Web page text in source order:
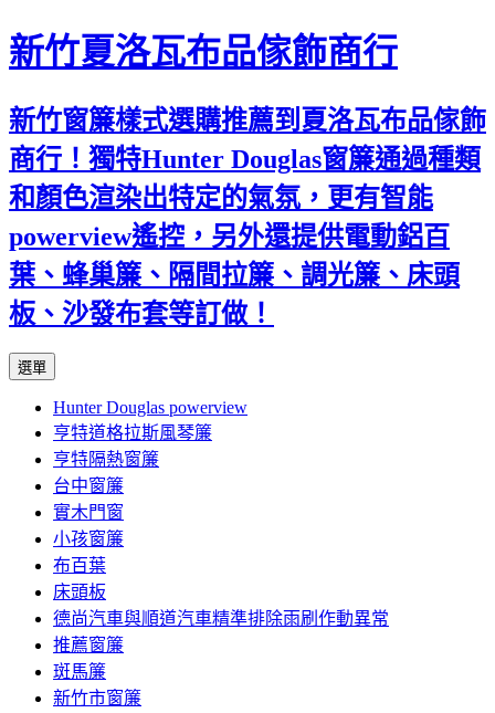
新竹夏洛瓦布品傢飾商行
新竹窗簾樣式選購推薦到夏洛瓦布品傢飾
商行！獨特Hunter Douglas窗簾通過種類
和顏色渲染出特定的氣氛，更有智能
powerview遙控，另外還提供電動鋁百
葉、蜂巢簾、隔間拉簾、調光簾、床頭
板、沙發布套等訂做！
選單
內
容
Hunter Douglas powerview
亨特道格拉斯風琴簾
亨特隔熱窗簾
台中窗簾
實木門窗
小孩窗簾
布百葉
床頭板
德尚汽車與順道汽車精準排除雨刷作動異常
推薦窗簾
斑馬簾
新竹市窗簾